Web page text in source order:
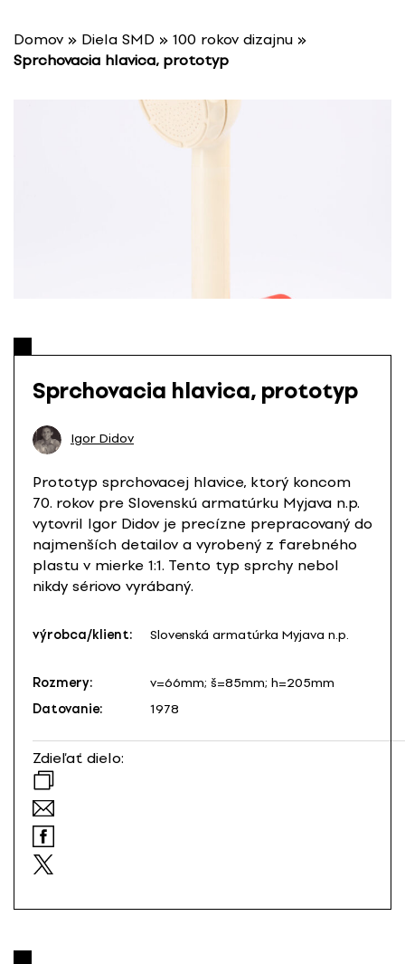
Domov » Diela SMD » 100 rokov dizajnu »
Sprchovacia hlavica, prototyp
Sprchovacia hlavica, prototyp
Igor Didov
Prototyp sprchovacej hlavice, ktorý koncom
70. rokov pre Slovenskú armatúrku Myjava n.p.
vytovril Igor Didov je precízne prepracovaný do
najmenších detailov a vyrobený z farebného
plastu v mierke 1:1. Tento typ sprchy nebol
nikdy sériovo vyrábaný.
výrobca/klient: Slovenská armatúrka Myjava n.p.
Rozmery:
v=66mm; š=85mm; h=205mm
Datovanie:
1978
Zdieľať dielo: